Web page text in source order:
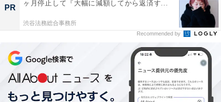
PR
ヶ月停止して『大幅に減額してから返済す...
渋谷法務総合事務所
Recommended by